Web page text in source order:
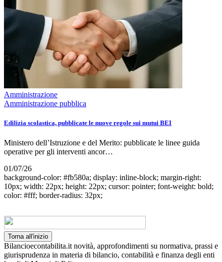
Amministrazione
Amministrazione pubblica
Edilizia scolastica, pubblicate le nuove regole sui mutui BEI
Ministero dell’Istruzione e del Merito: pubblicate le linee guida
operative per gli interventi ancor…
01/07/26
background-color: #fb580a; display: inline-block; margin-right:
10px; width: 22px; height: 22px; cursor: pointer; font-weight: bold;
color: #fff; border-radius: 32px;
Torna all'inizio
Bilancioecontabilita.it novità, approfondimenti su normativa, prassi e
giurisprudenza in materia di bilancio, contabilità e finanza degli enti